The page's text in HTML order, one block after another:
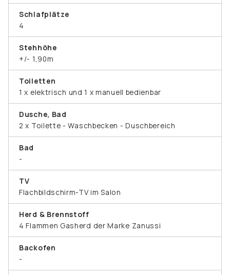
Schlafplätze
4
Stehhöhe
+/- 1,90m
Toiletten
1 x elektrisch und 1 x manuell bedienbar
Dusche, Bad
2 x Toilette - Waschbecken - Duschbereich
Bad
-
TV
Flachbildschirm-TV im Salon
Herd & Brennstoff
4 Flammen Gasherd der Marke Zanussi
Backofen
-